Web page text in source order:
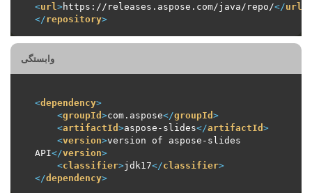
<url >https://releases.aspose.com/java/repo/</url
</repository>
وابستگی
<dependency>
<groupId >com.aspose</groupId >
<artifactId >aspose-slides</artifactId >
<version>version of aspose-slides
API</version>
<classifier>jdk17</classifier>
</dependency>